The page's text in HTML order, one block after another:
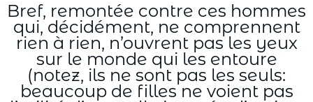
Bref, remontée contre ces hommes
qui, décidément, ne comprennent
rien à rien, n’ouvrent pas les yeux
sur le monde qui les entoure
(notez, ils ne sont pas les seuls:
beaucoup de filles ne voient pas